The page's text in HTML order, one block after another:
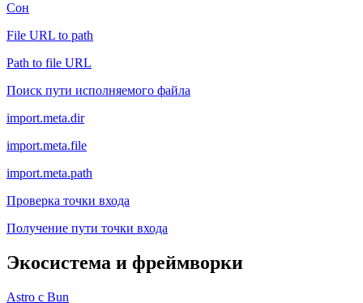
Сон
File URL to path
Path to file URL
Поиск пути исполняемого файла
import.meta.dir
import.meta.file
import.meta.path
Проверка точки входа
Получение пути точки входа
Экосистема и фреймворки
Astro с Bun